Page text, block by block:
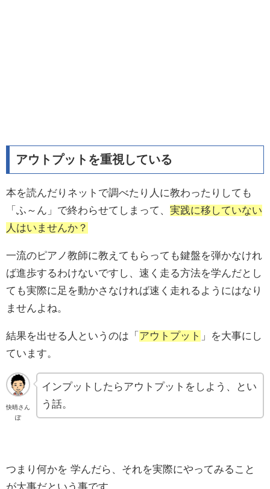
アウトプットを重視している
本を読んだりネットで調べたり人に教わったりしても
「ふ～ん」で終わらせてしまって、 実践に移していない
人はいませんか？
一流のピアノ教師に教えてもらっても鍵盤を弾かなけれ
ば進歩するわけないですし、速く走る方法を学んだとし
ても実際に足を動かさなければ速く走れるようにはなり
ませんよね。
結果を出せる人というのは「 アウトプット 」を大事にし
ています。
快晴さん
ぽ
インプットしたらアウトプットをしよう、とい
う話。
つまり何かを 学んだら、それを実際にやってみること